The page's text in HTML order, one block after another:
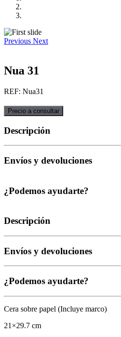
Previous Next
Nua 31
REF: Nua31
Precio a consultar
Descripción
Envíos y devoluciones
¿Podemos ayudarte?
Descripción
Envíos y devoluciones
¿Podemos ayudarte?
Cera sobre papel (Incluye marco)
21×29.7 cm